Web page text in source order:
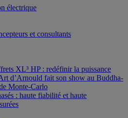
électrique
et consultants
XL³ HP : redéfinir la puissance
d’Arnould fait son show au Buddha-
Monte-Carlo
: haute fiabilité et haute